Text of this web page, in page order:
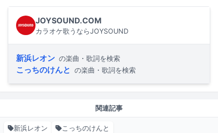
JOYSOUND.COM
カラオケ歌うならJOYSOUND
新浜レオン の楽曲・歌詞を検索
こっちのけんと の楽曲・歌詞を検索
関連記事
新浜レオン こっちのけんと